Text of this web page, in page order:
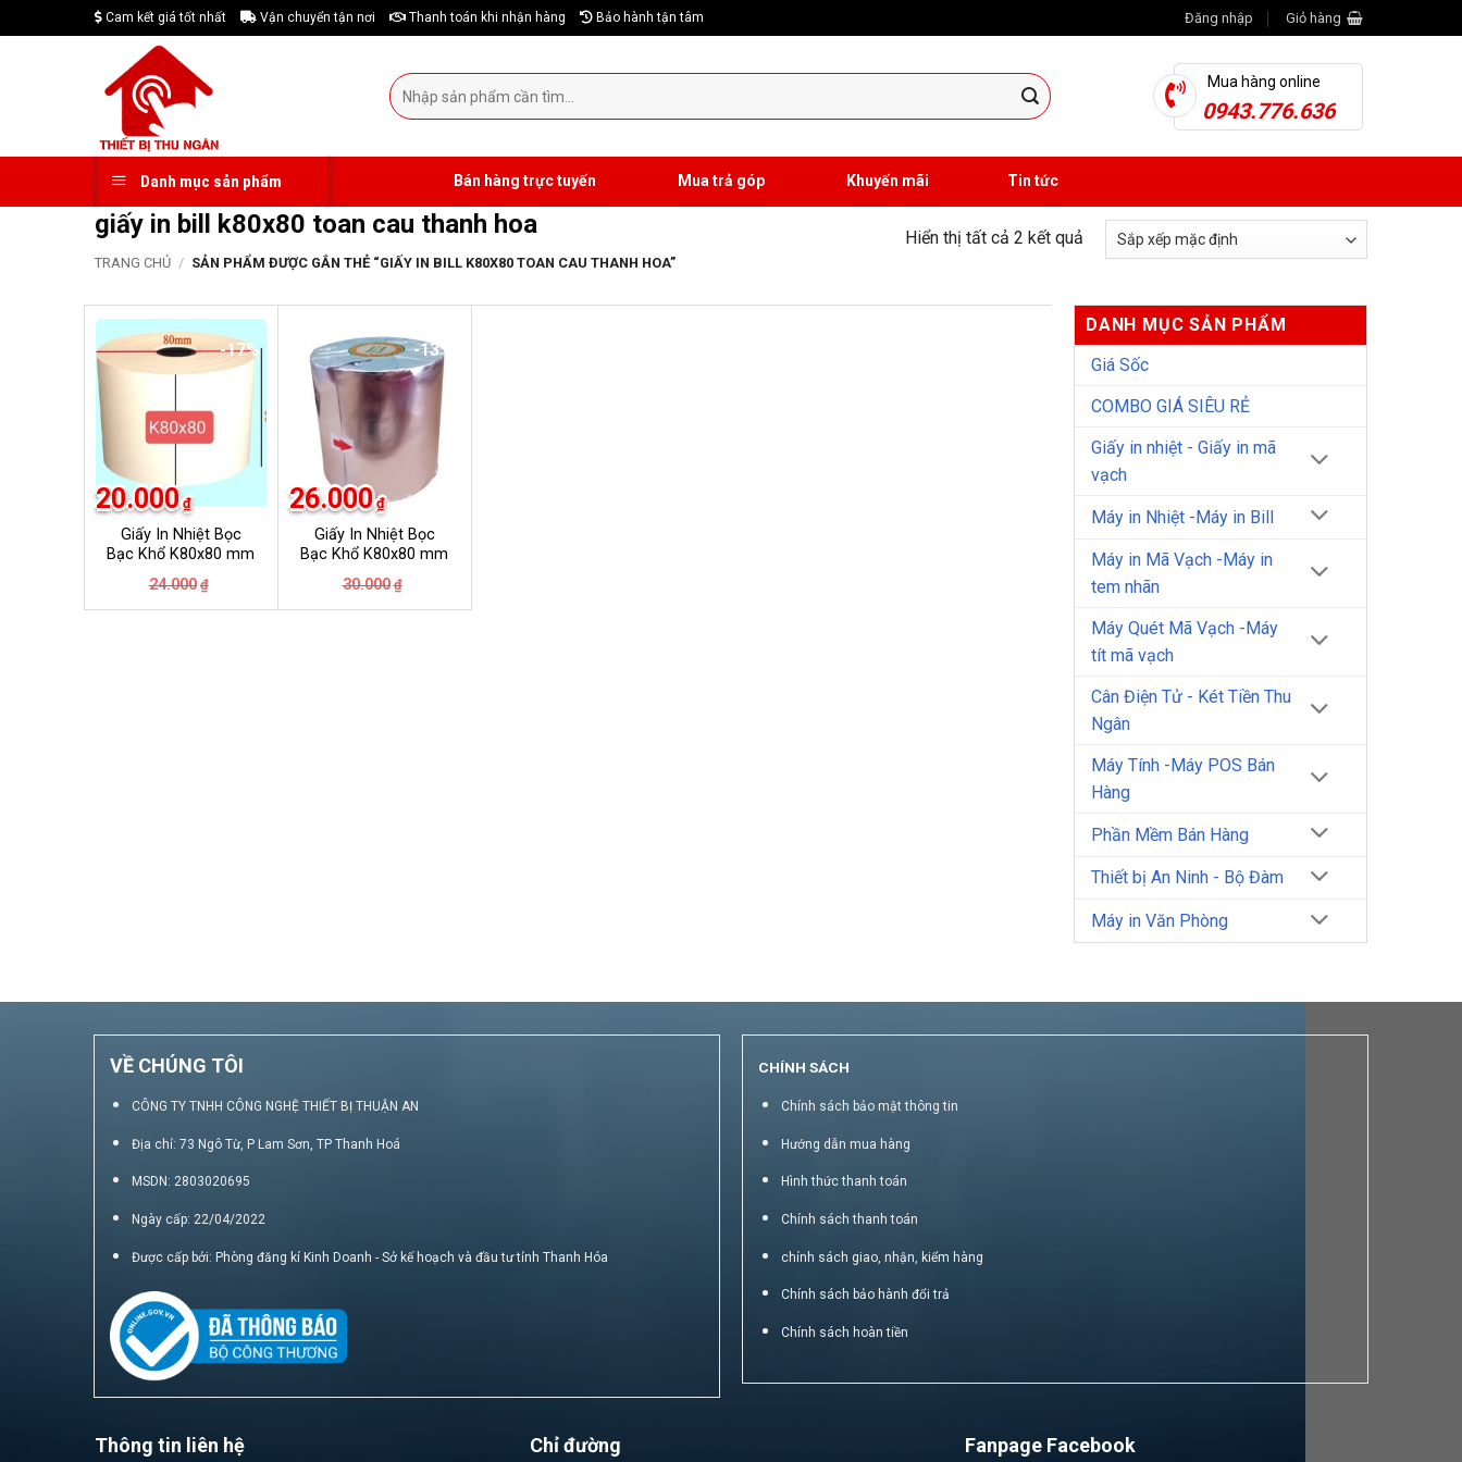
to
Cam kết giá tốt nhất Vận chuyển tận nơi Thanh toán khi nhận hàng Bảo hành tận tâm Đăng nhập Giỏ hàng
Tìm
kiếm:
Mua hàng online
0943.776.636
Danh mục sản phẩm Bán hàng trực tuyến Mua trả góp Khuyến mãi Tin tức
giấy in bill k80x80 toan cau thanh hoa
TRANG CHỦ / SẢN PHẨM ĐƯỢC GẮN THẺ “GIẤY IN BILL K80X80 TOAN CAU THANH HOA”
Hiển thị tất cả 2 kết quả
-17%
Giấy In Nhiệt Bọc
Bạc Khổ K80x80 mm
24.000 ₫
là:
20.000 ₫
tại
-13%
Giấy In Nhiệt Bọc
Bạc Khổ K80x80 mm
30.000 ₫
là:
26.000 ₫
tại
DANH MỤC SẢN PHẨM
Giá Sốc
COMBO GIÁ SIÊU RẺ
Giấy in nhiệt - Giấy in mã
vạch
Máy in Nhiệt -Máy in Bill
Máy in Mã Vạch -Máy in
tem nhãn
Máy Quét Mã Vạch -Máy
tít mã vạch
Cân Điện Tử - Két Tiền Thu
Ngân
Máy Tính -Máy POS Bán
Hàng
Phần Mềm Bán Hàng
Thiết bị An Ninh - Bộ Đàm
Máy in Văn Phòng
VỀ CHÚNG TÔI
CÔNG TY TNHH CÔNG NGHỆ THIẾT BỊ THUẬN AN
Địa chỉ: 73 Ngô Từ, P Lam Sơn, TP Thanh Hoá
MSDN: 2803020695
Ngày cấp: 22/04/2022
Được cấp bởi: Phòng đăng kí Kinh Doanh - Sở kế hoạch và đầu tư tỉnh Thanh Hóa
CHÍNH SÁCH
Chính sách bảo mật thông tin
Hướng dẫn mua hàng
Hình thức thanh toán
Chính sách thanh toán
chính sách giao, nhận, kiểm hàng
Chính sách bảo hành đổi trả
Chính sách hoàn tiền
Thông tin liên hệ Chỉ đường Fanpage Facebook